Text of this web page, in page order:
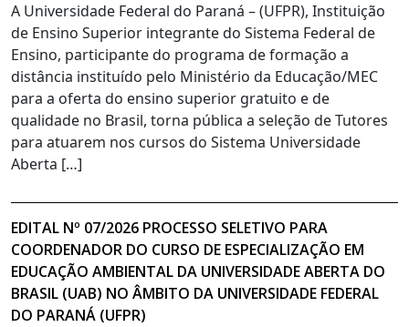
A Universidade Federal do Paraná – (UFPR), Instituição
de Ensino Superior integrante do Sistema Federal de
Ensino, participante do programa de formação a
distância instituído pelo Ministério da Educação/MEC
para a oferta do ensino superior gratuito e de
qualidade no Brasil, torna pública a seleção de Tutores
para atuarem nos cursos do Sistema Universidade
Aberta […]
EDITAL Nº 07/2026 PROCESSO SELETIVO PARA
COORDENADOR DO CURSO DE ESPECIALIZAÇÃO EM
EDUCAÇÃO AMBIENTAL DA UNIVERSIDADE ABERTA DO
BRASIL (UAB) NO ÂMBITO DA UNIVERSIDADE FEDERAL
DO PARANÁ (UFPR)